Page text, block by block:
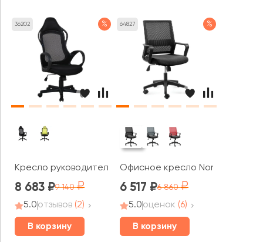
36202 %
Кресло руководителя AL 768
8 683 9 140
5.0отзывов (2)
В корзину
64827 %
Офисное кресло Norden Бит LB
6 517 6 860
5.0оценок (6)
В корзину